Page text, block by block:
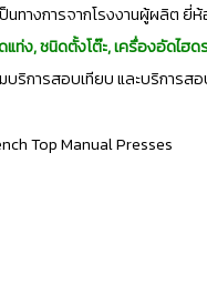
นทางการจากโรงงานผู้ผลิต ยี่ห้
ท่ง, ชนิดตั้งโต๊ะ, เครื่องอัดไฮ
ริการสอบเทียบ และบริการ
Top Manual Presses